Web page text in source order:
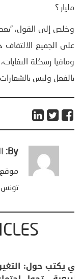
مليار ؟
وخلص إلى القول،
على الجميع
ومافيا رسكلة
بالفعل وليس
By:
موقع
تونس
منذر بالضيافي